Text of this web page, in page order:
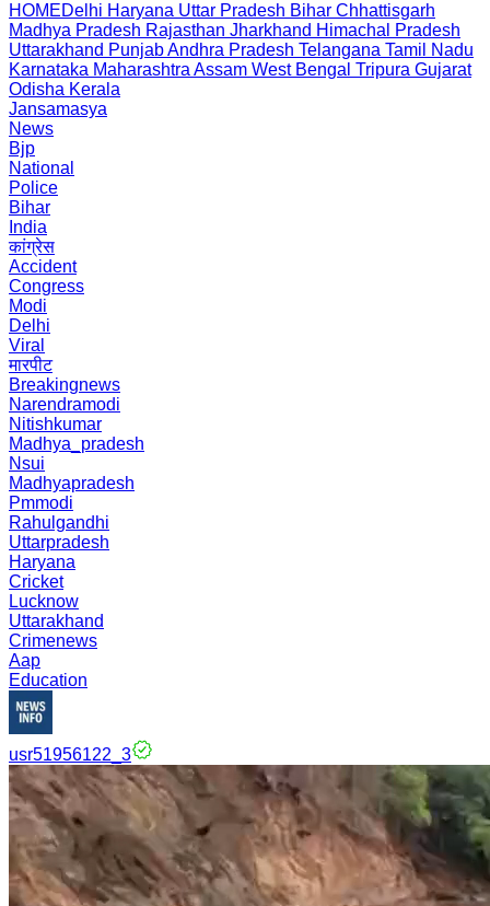
HOMEDelhi Haryana Uttar Pradesh Bihar Chhattisgarh
Madhya Pradesh Rajasthan Jharkhand Himachal Pradesh
Uttarakhand PunjabAndhra Pradesh Telangana Tamil Nadu
Karnataka Maharashtra Assam West Bengal Tripura Gujarat
Odisha Kerala
Jansamasya
News
Bjp
National
Police
Bihar
India
कांग्रेस
Accident
Congress
Modi
Delhi
Viral
मारपीट
Breakingnews
Narendramodi
Nitishkumar
Madhya_pradesh
Nsui
Madhyapradesh
Pmmodi
Rahulgandhi
Uttarpradesh
Haryana
Cricket
Lucknow
Uttarakhand
Crimenews
Aap
Education
usr51956122_3